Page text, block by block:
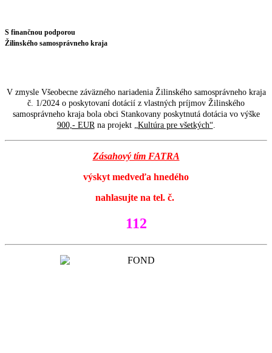
S finančnou podporou
Žilinského samosprávneho kraja
V zmysle Všeobecne záväzného nariadenia Žilinského samosprávneho kraja
č. 1/2024 o poskytovaní dotácií z vlastných príjmov Žilinského
samosprávneho kraja bola obci Stankovany poskytnutá dotácia vo výške
900,- EURna projekt „Kultúra pre všetkých“.
Zásahový tím FATRA
výskyt medveďa hnedého
nahlasujte na tel. č.
112